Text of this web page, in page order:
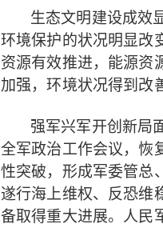
生态文明建设成效
环境保护的状况明显改
资源有效推进，能源资
加强，环境状况得到改
强军兴军开创新局
全军政治工作会议，恢
性突破，
形成军委管总
遂行海上维权、反恐维
备取得重大进展。人民